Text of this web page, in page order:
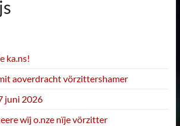
ka.ns!
aoverdracht vörzittershamer
juni 2026
wïj o.nze nïje vörzitter